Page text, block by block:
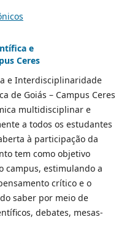
e
Ceres
e Interdisciplinaridade
de Goiás – Campus Ceres
multidisciplinar e
a todos os estudantes
à participação da
tem como objetivo
campus, estimulando a
crítico e o
saber por meio de
debates, mesas-